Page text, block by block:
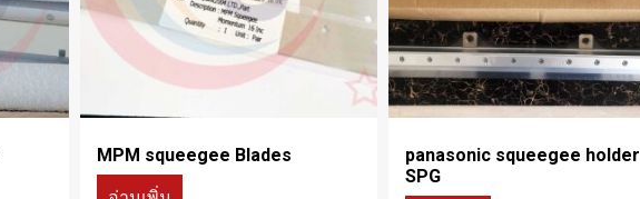
MPM squeegee Blades
panasonic squeegee holder
SPG